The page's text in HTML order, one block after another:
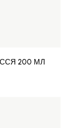
200 МЛ